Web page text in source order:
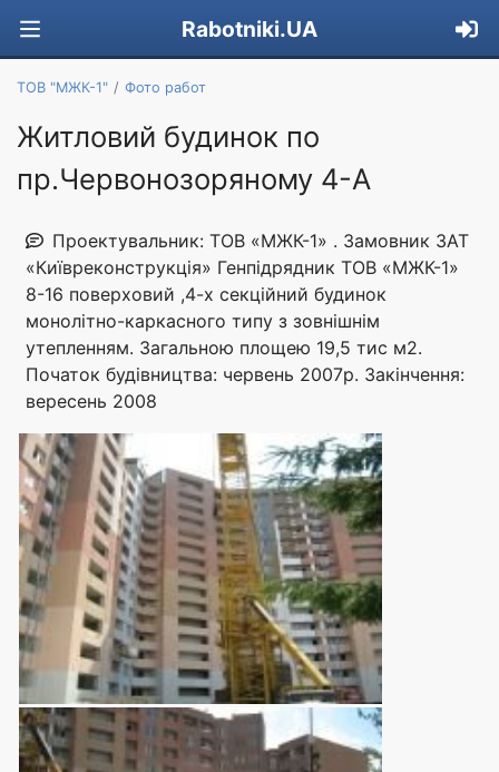
Rabotniki.UA
ТОВ "МЖК-1" Фото работ
Житловий будинок по
пр.Червонозоряному 4-А
Проектувальник: ТОВ «МЖК-1» . Замовник ЗАТ
«Київреконструкція» Генпідрядник ТОВ «МЖК-1»
8-16 поверховий ,4-х секційний будинок
монолітно-каркасного типу з зовнішнім
утепленням. Загальною площею 19,5 тис м2.
Початок будівництва: червень 2007р. Закінчення:
вересень 2008